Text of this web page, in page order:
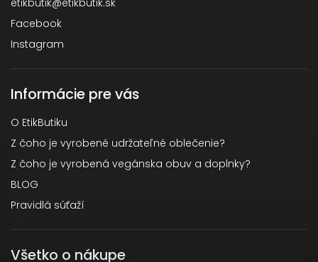
Facebook
Instagram
Informácie pre vás
O EtikButiku
Z čoho je vyrobené udržateľné oblečenie?
Z čoho je vyrobená vegánska obuv a doplnky?
BLOG
Pravidlá súťaží
Všetko o nákupe